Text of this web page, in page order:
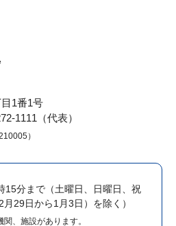
1番1号
1111（代表）
）
15分まで （土曜日、日曜日、祝
29日から1月3日）を除く）
、施設があります。